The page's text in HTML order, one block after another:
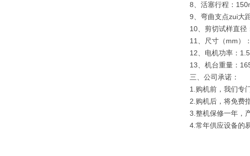
8、活塞行程：
9、弯曲支点zui大
10、剪切试样直
11、尺寸（mm）
12、电机功率：
13、机台重量：
三、公司承诺：
1.购机前，我们专
2.购机后，将免费
3.整机保修一年，
4.常年供应设备的